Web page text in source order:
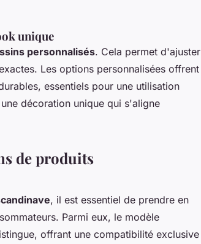
unique
personnalisés. Cela permet d'ajuster
Les options personnalisées offrent
essentiels pour une utilisation
décoration unique qui s'aligne
de produits
, il est essentiel de prendre en
Parmi eux, le modèle
offrant une compatibilité exclusive